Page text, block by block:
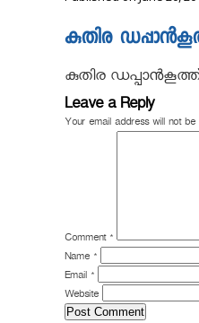
കുതിര
കുതിര
Leave a Reply
Your email address will not be
Comment *
Name *
Email *
Website